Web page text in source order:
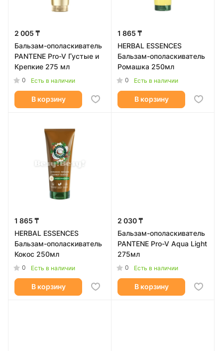
2 005 ₸
Бальзам-ополаскиватель
PANTENE Pro-V Густые и
Крепкие 275 мл
0 Есть в наличии
В корзину
1 865 ₸
HERBAL ESSENCES
Бальзам-ополаскиватель
Ромашка 250мл
0 Есть в наличии
В корзину
1 865 ₸
HERBAL ESSENCES
Бальзам-ополаскиватель
Кокос 250мл
0 Есть в наличии
В корзину
2 030 ₸
Бальзам-ополаскиватель
PANTENE Pro-V Aqua Light
275мл
0 Есть в наличии
В корзину